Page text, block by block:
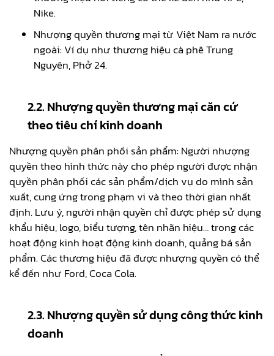
Nike.
Nhượng quyền thương mại từ Việt Nam ra nước
ngoài: Ví dụ như thương hiệu cà phê Trung
Nguyên, Phở 24.
2.2. Nhượng quyền thương mại căn cứ
theo tiêu chí kinh doanh
Nhượng quyền phân phối sản phẩm: Người nhượng
quyền theo hình thức này cho phép người được nhận
quyền phân phối các sản phẩm/dịch vụ do mình sản
xuất, cung ứng trong phạm vi và theo thời gian nhất
định. Lưu ý, người nhận quyền chỉ được phép sử dụng
khẩu hiệu, logo, biểu tượng, tên nhãn hiệu… trong các
hoạt động kinh hoạt động kinh doanh, quảng bá sản
phẩm. Các thương hiệu đã được nhượng quyền có thể
kể đến như Ford, Coca Cola.
2.3. Nhượng quyền sử dụng công thức kinh
doanh